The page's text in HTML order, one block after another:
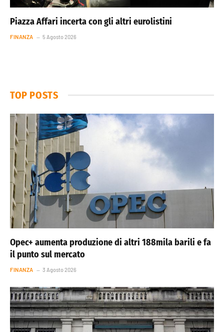
Piazza Affari incerta con gli altri eurolistini
FINANZA 5 Agosto 2026
TOP POSTS
Opec+ aumenta produzione di altri 188mila barili e fa
il punto sul mercato
FINANZA 3 Agosto 2026